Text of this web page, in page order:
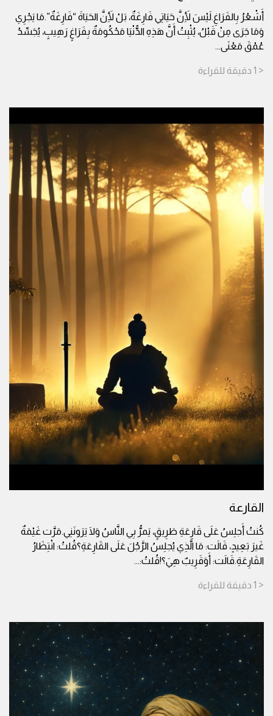
أَشْعُرُ بِالفَرَاغِ.لَيْسَ لِأَنَّ حَيَاتِي فَارِغَةٌ، بَلْ لِأَنَّ الحَيَاةَ “فَارِغَةٌ”.مَا يَجْرِي
وَمَا جَرَى مِنْ قَبْلُ، يُثْبِتُ أَنَّ هَذِهِ الدُّنْيَا مَحْكُومَةٌ بِفَرَاغٍ رَهِيبٍ، يُجَسِّدُ
عُمْقَ مَعْنَى...
< 1 دقيقة للقراءة
القارعة
كُنتُ أَجلِسُ عَلَى قَارِعَةِ طَرِيقٍ، يَمرُّ بِي النَّاسُ وَلَا يَرَونَنِي.مَرَّت غَيْمَةٌ
غَيرَ بَعِيدٍ، قَالَت: مَا الَّذِي يُجلِسُ الرَّجُلَ عَلَى القَارِعَةِ؟قُلتُ: انْتِظَارُ
القَارِعَةِ.قَالَت: أَوَقَرِيبٌ هِيَ؟!قُلتُ:...
< 1 دقيقة للقراءة